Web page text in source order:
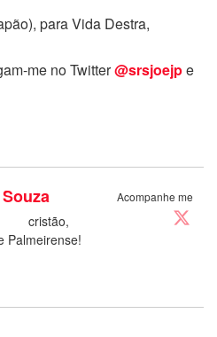
para Vida Destra,
me no Twitter@srsjoejpe
Acompanhe me
cristão,
Palmeirense!